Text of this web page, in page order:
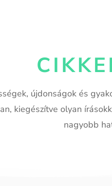
újdonságok és
kiegészítve olyan
nagyobb